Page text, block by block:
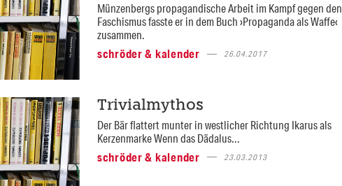
Münzenbergs propagandische Arbeit im Kampf gegen den
Faschismus fasste er in dem Buch ›Propaganda als Waffe‹
zusammen.
schröder & kalender
26.04.2017
Trivialmythos
Der Bär flattert munter in westlicher Richtung Ikarus als
Kerzenmarke Wenn das Dädalus...
schröder & kalender
23.03.2013